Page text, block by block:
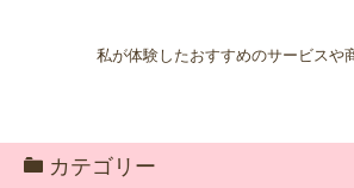
私が体験したおすすめのサービスや
カテゴリー